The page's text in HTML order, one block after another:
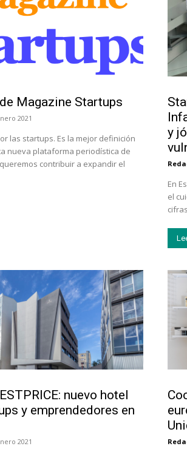
Magazine Startups
2021
las startups. Es la mejor definición
nueva plataforma periodística de
contribuir a expandir el
y
En
el
nuevo hotel
y emprendedores en
2021